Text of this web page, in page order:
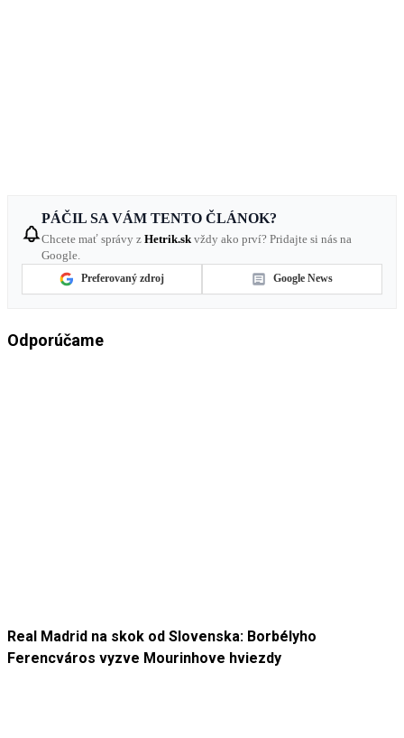
PÁČIL SA VÁM TENTO ČLÁNOK?
Chcete mať správy z Hetrik.sk vždy ako prví? Pridajte si nás na
Google.
Preferovaný zdroj Google News
Odporúčame
Real Madrid na skok od Slovenska: Borbélyho
Ferencváros vyzve Mourinhove hviezdy